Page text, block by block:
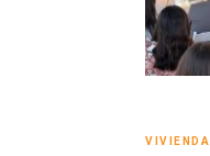
VIVIENDA